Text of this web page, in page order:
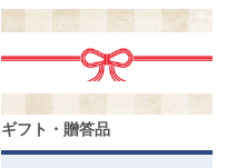
ギフト・贈答品